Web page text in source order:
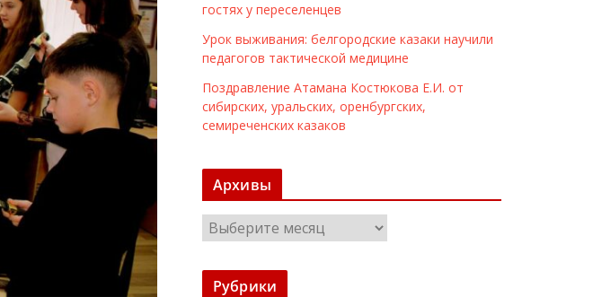
гостях у переселенцев
Урок выживания: белгородские казаки научили
педагогов тактической медицине
Поздравление Атамана Костюкова Е.И. от
сибирских, уральских, оренбургских,
семиреченских казаков
Архивы
р
х
Рубрики